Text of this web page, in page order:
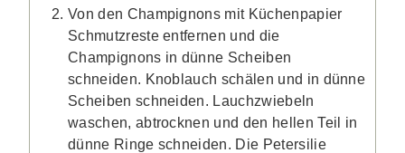
Von den Champignons mit Küchenpapier
Schmutzreste entfernen und die
Champignons in dünne Scheiben
schneiden. Knoblauch schälen und in dünne
Scheiben schneiden. Lauchzwiebeln
waschen, abtrocknen und den hellen Teil in
dünne Ringe schneiden. Die Petersilie